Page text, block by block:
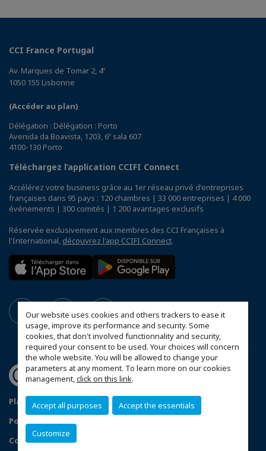
Our website uses cookies and others trackers to ease it
usage, improve its performance and security. Some
cookies, that don't involved functionnality and security,
required your consent to be used. Your choices will concern
the whole website. You will be allowed to change your
parameters at any moment. To learn more on our cookies
management,click on this link.
Accept all purposes Accept the essentials
Customize
CCI France Portugal
Av. Marques de Tomar 2, 4º
1050 155 Lisbonne
(Accéder au plan)
Délégation : Délégation : Porto
Avenida da Boavista, 1203, 6º sala 607
4100-130 Porto
Téléchargez l’application CCIFI Connect
Accélérez votre business grâce au 1er réseau privé d'entreprises
françaises dans 95 pays : 120 chambres | 33 000 entreprises | 4 000
événements | 300 comités | 1 200 avantages exclusifs
Réservée exclusivement aux membres des CCI Françaises à
l'International, découvrez l'app CCIFI Connect.
Plan du site
Mentions légales
Politique de confidentialité
Configurer vos préférences cookies